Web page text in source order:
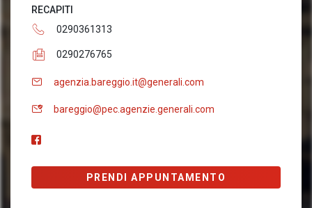
RECAPITI
0290361313
0290276765
agenzia.bareggio.it@generali.com
bareggio@pec.agenzie.generali.com
PRENDI APPUNTAMENTO